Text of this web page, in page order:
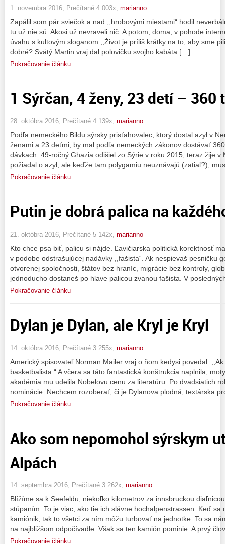
1. novembra 2016, Prečítané 4 003x, marianno
Zapálil som pár sviečok a nad ,,hrobovými miestami“ hodil
tu už nie sú. Akosi už nevraveli nič. A potom, doma, v pohode
úvahu s kultovým sloganom ,,Život je príliš krátky na to, aby sme
dobré? Svätý Martin vraj dal polovičku svojho kabáta […]
Pokračovanie článku
1 Sýrčan, 4 ženy, 23 detí – 360
28. októbra 2016, Prečítané 4 139x, marianno
Podľa nemeckého Bildu sýrsky prisťahovalec, ktorý dostal azyl v
ženami a 23 deťmi, by mal podľa nemeckých zákonov dostávať
dávkach. 49-ročný Ghazia odišiel zo Sýrie v roku 2015, teraz žije
požiadal o azyl, ale keďže tam polygamiu neuznávajú (zatiaľ?),
Pokračovanie článku
Putin je dobrá palica na
21. októbra 2016, Prečítané 5 142x, marianno
Kto chce psa biť, palicu si nájde. Ľavičiarska politická korektnosť
v podobe odstrašujúcej nadávky ,,fašista“. Ak nespievaš pesničku
otvorenej spoločnosti, štátov bez hraníc, migrácie bez kontroly,
jednoducho dostaneš po hlave palicou zvanou fašista. V
Pokračovanie článku
Dylan je Dylan, ale Kryl je Kryl
14. októbra 2016, Prečítané 3 255x, marianno
Americký spisovateľ Norman Mailer vraj o ňom kedysi povedal:
basketbalista.“ A včera sa táto fantastická konštrukcia naplnila,
akadémia mu udelila Nobelovu cenu za literatúru. Po dvadsiatich
nominácie. Nechcem rozoberať, či je Dylanova plodná, textárska
Pokračovanie článku
Ako som nepomohol sýrskym
Alpách
14. septembra 2016, Prečítané 3 262x, marianno
Blížíme sa k Seefeldu, niekoľko kilometrov za innsbruckou
stúpaním. To je viac, ako tie ich slávne hochalpenstrassen. Keď sa
kamiónik, tak to všetci za ním môžu turbovať na jednotke. To sa
na najbližšom odpočívadle. Však sa ten kamión pominie. A prvý
Pokračovanie článku